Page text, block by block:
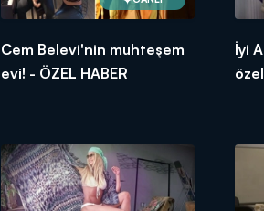
Cem Belevi'nin muhteşem
evi! - ÖZEL HABER
İyi